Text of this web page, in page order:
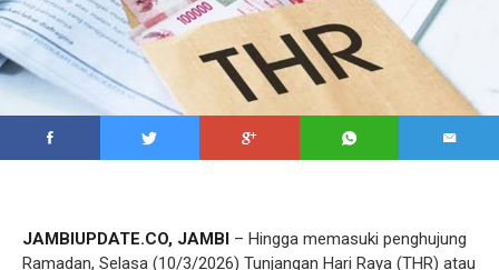
JAMBIUPDATE.CO, JAMBI – Hingga memasuki penghujung
Ramadan, Selasa (10/3/2026) Tunjangan Hari Raya (THR) atau